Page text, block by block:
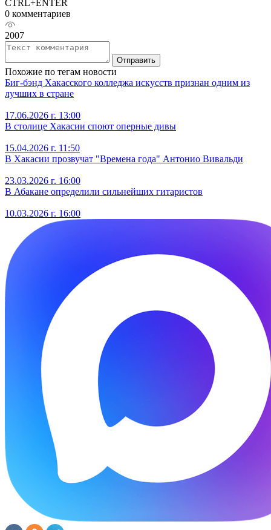
CTRL+ENTER
0 комментариев
2007
Отправить
Похожие по тегам новости
Биг‑бэнд Хакасского колледжа искусств признан одним из
лучших в стране
17.06.2026 г. 13:00
В столице Хакасии споют оперные дивы
15.04.2026 г. 11:50
В Хакасии прозвучат "Времена года" Антонио Вивальди
23.03.2026 г. 16:00
В Абакане определили сильнейших гитаристов
10.03.2026 г. 16:00